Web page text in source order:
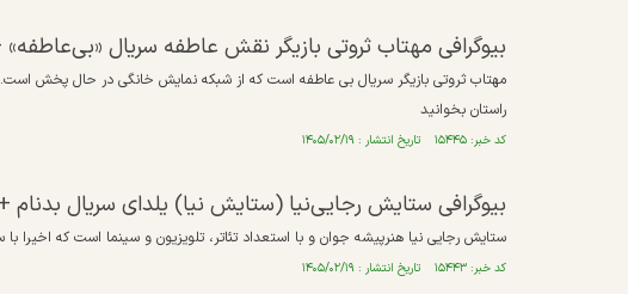
بیوگرافی مهتاب ثروتی بازیگر نقش عاطفه سریال
راستان بخوانید
کد خبر: ۱۵۴۴۵ تاریخ انتشار : ۱۴۰۵/۰۲/۱۹
بیوگرافی ستایش رجایی‌نیا (ستایش نیا) یلدای سریال
ستایش رجایی نیا هنرپیشه جوان و با استعداد تئاتر، تلویزیون و سینما است که اخیرا
کد خبر: ۱۵۴۴۳ تاریخ انتشار : ۱۴۰۵/۰۲/۱۹